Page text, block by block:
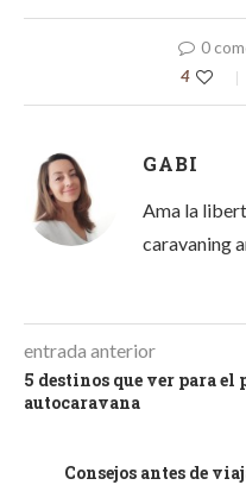
0
4
GABI
Ama la
caravaning
entrada anterior
5 destinos que ver para el
autocaravana
Consejos antes de